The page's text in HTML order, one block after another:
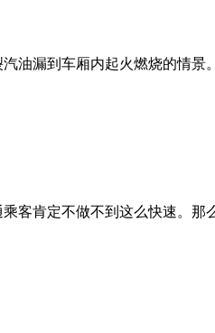
油漏到车厢内起火燃烧的情景
客肯定不做不到这么快速。